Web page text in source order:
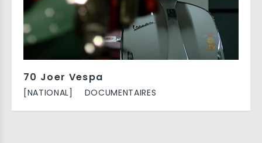
70 Joer Vespa
[NATIONAL] DOCUMENTAIRES